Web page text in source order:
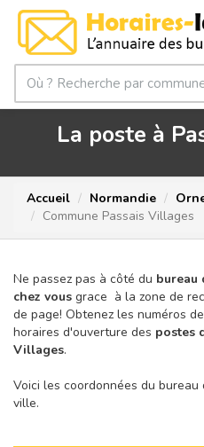
La poste à
Accueil Normandie
Commune Passais Villages
Ne passez pas à côté du bureau
chez vous grace à la zone de
de page! Obtenez les numéros
horaires d'ouverture des postes
Villages.
Voici les coordonnées du
ville.